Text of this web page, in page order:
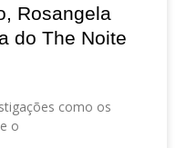
Rosangela
do The Noite
como os
o